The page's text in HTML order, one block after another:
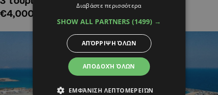
€4,000,000
Διαβάστε περισσότερα
SHOW ALL PARTNERS (1499) →
ΑΠΟΔΟΧΉ ΌΛΩΝ
ΑΠΌΡΡΙΨΗ ΌΛΩΝ
ΕΜΦΆΝΙΣΗ ΛΕΠΤΟΜΕΡΕΙΏΝ